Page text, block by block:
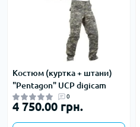
Костюм (куртка + штани)
"Pentagon" UCP digicam
0
4 750.00 грн.